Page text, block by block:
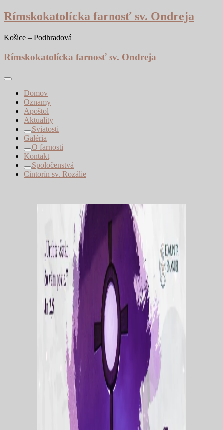
Skip
to
Rímskokatolícka farnosť sv. Ondreja
Košice – Podhradová
Rímskokatolícka farnosť sv. Ondreja
Domov
Oznamy
Apoštol
Aktuality
Sviatosti
Galéria
O farnosti
Kontakt
Spoločenstvá
Cintorín sv. Rozálie